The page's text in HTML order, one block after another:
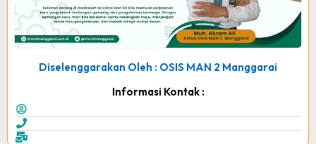
Diselenggarakan Oleh : OSIS MAN 2 Manggarai
Informasi Kontak :